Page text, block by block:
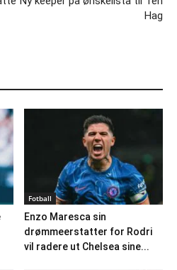
Hag
Fotball
Enzo Maresca sin
drømmeerstatter for Rodri
vil radere ut Chelsea sine...